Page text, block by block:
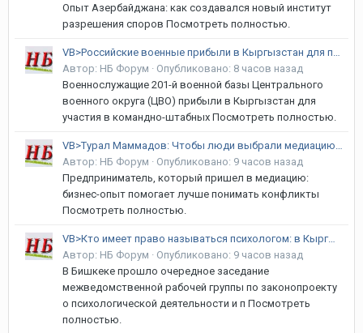
Опыт Азербайджана: как создавался новый институт
разрешения споров Посмотреть полностью.
VB>Российские военные прибыли в Кыргызстан для проведения учений
Автор: НБ Форум · Опубликовано: 8 часов назад
Военнослужащие 201-й военной базы Центрального
военного округа (ЦВО) прибыли в Кыргызстан для
участия в командно-штабных Посмотреть полностью.
VB>Турал Маммадов: Чтобы люди выбрали медиацию, они должны понять ее ценность
Автор: НБ Форум · Опубликовано: 9 часов назад
Предприниматель, который пришел в медиацию:
бизнес-опыт помогает лучше понимать конфликты
Посмотреть полностью.
VB>Кто имеет право называться психологом: в Кыргызстане готовят новый закон
Автор: НБ Форум · Опубликовано: 9 часов назад
В Бишкеке прошло очередное заседание
межведомственной рабочей группы по законопроекту
о психологической деятельности и п Посмотреть
полностью.